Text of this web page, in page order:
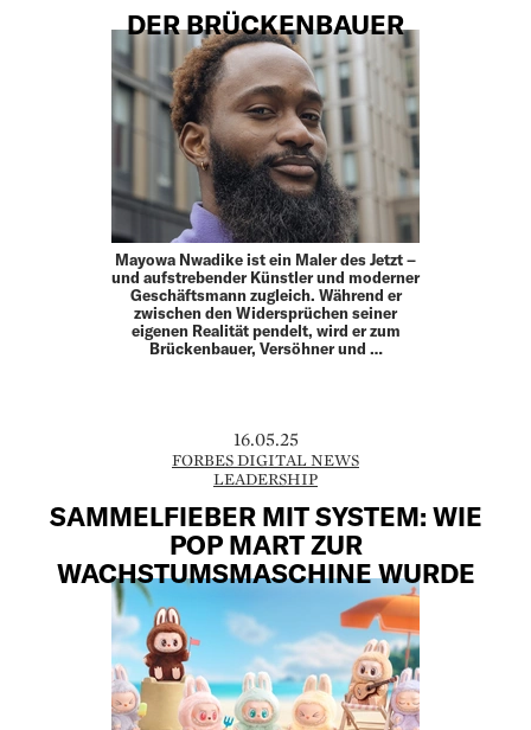
DER BRÜCKENBAUER
Mayowa Nwadike ist ein Maler des Jetzt –
und aufstrebender Künstler und moderner
Geschäftsmann zugleich. Während er
zwischen den Widersprüchen seiner
eigenen Realität pendelt, wird er zum
Brückenbauer, Versöhner und …
16.05.25
FORBES DIGITAL NEWS
LEADERSHIP
SAMMELFIEBER MIT SYSTEM: WIE
POP MART ZUR
WACHSTUMSMASCHINE WURDE